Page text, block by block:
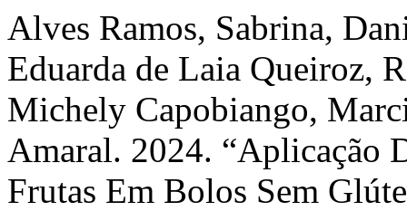
Alves Ramos, Sabrina,
Eduarda de Laia Queiroz,
Michely Capobiango,
Amaral. 2024. “Aplicação
Frutas Em Bolos Sem